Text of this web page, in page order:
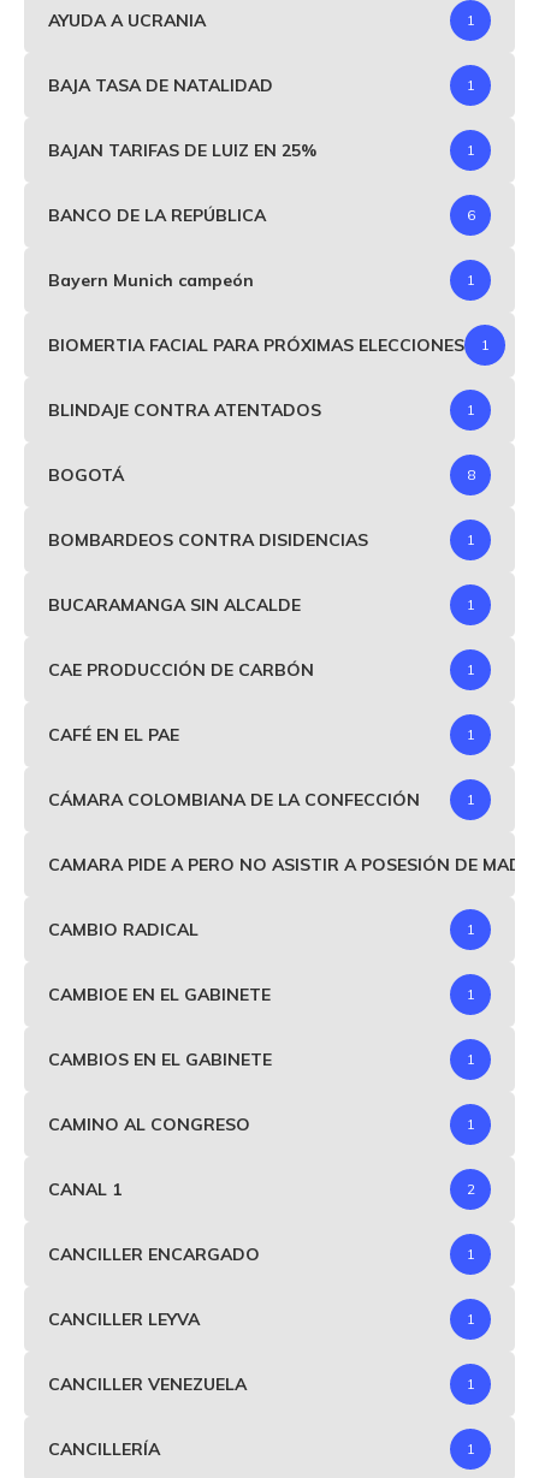
AYUDA A UCRANIA 1
BAJA TASA DE NATALIDAD 1
BAJAN TARIFAS DE LUIZ EN 25% 1
BANCO DE LA REPÚBLICA 6
Bayern Munich campeón 1
BIOMERTIA FACIAL PARA PRÓXIMAS ELECCIONES 1
BLINDAJE CONTRA ATENTADOS 1
BOGOTÁ 8
BOMBARDEOS CONTRA DISIDENCIAS 1
BUCARAMANGA SIN ALCALDE 1
CAE PRODUCCIÓN DE CARBÓN 1
CAFÉ EN EL PAE 1
CÁMARA COLOMBIANA DE LA CONFECCIÓN 1
CAMARA PIDE A PERO NO ASISTIR A POSESIÓN DE
CAMBIO RADICAL 1
CAMBIOE EN EL GABINETE 1
CAMBIOS EN EL GABINETE 1
CAMINO AL CONGRESO 1
CANAL 1 2
CANCILLER ENCARGADO 1
CANCILLER LEYVA 1
CANCILLER VENEZUELA 1
CANCILLERÍA 1